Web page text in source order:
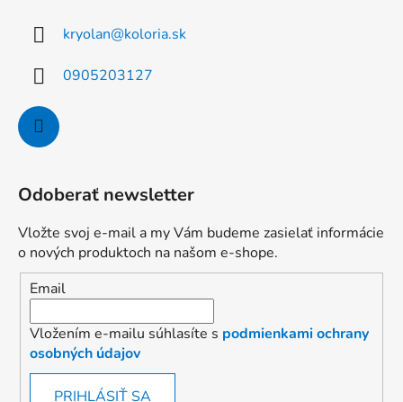
kryolan@koloria.sk
0905203127
Odoberať newsletter
Vložte svoj e-mail a my Vám budeme zasielať informácie
o nových produktoch na našom e-shope.
Email
Vložením e-mailu súhlasíte s podmienkami ochrany
osobných údajov
PRIHLÁSIŤ SA